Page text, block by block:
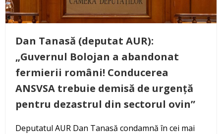
Dan Tanasă (deputat AUR):
„Guvernul Bolojan a abandonat
fermierii români! Conducerea
ANSVSA trebuie demisă de urgență
pentru dezastrul din sectorul ovin”
Deputatul AUR Dan Tanasă condamnă în cei mai